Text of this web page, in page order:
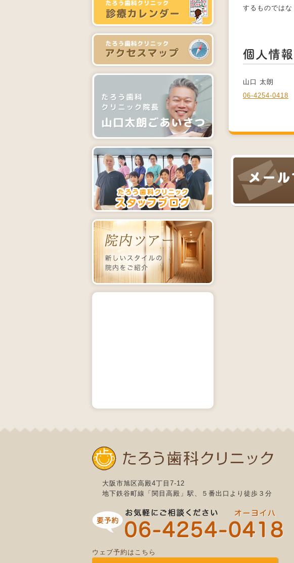
するものでは
個人情
山口 太朗
06-4254-0418
大阪市旭区高殿4丁目7-12
地下鉄谷町線「関目高殿」駅、５番出口より徒歩３分
ウェブ予約はこちら